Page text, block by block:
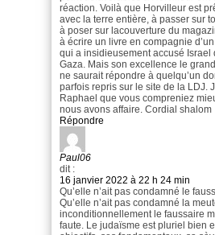
réaction. Voilà que Horvilleur est
avec la terre entière, à passer sur
à poser sur lacouverture du
à écrire un livre en compagnie
qui a insidieusement accusé Israel
Gaza. Mais son excellence le
ne saurait répondre à quelqu’un
parfois repris sur le site de la LDJ.
Raphael que vous compreniez
nous avons affaire. Cordial shalom
Répondre
Paul06
dit :
16 janvier 2022 à 22 h 24 min
Qu’elle n’ait pas condamné le
Qu’elle n’ait pas condamné la
inconditionnellement le faussaire
faute. Le judaïsme est pluriel bien